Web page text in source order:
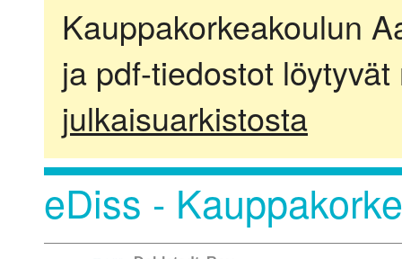
Kauppakorkeakoulun
ja pdf-tiedostot
julkaisuarkistosta
eDiss -